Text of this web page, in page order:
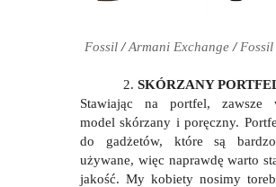
Fossil/Armani Exchange/ Fossil
2. SKÓRZANY
Stawiając na portfel, zawsze
model skórzany i poręczny.
do gadżetów, które są
używane, więc naprawdę warto
jakość. My kobiety nosimy